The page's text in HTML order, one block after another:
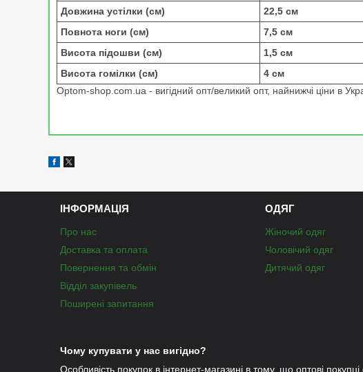
Довжина устілки (см)
22,5 см
Повнота ноги (см)
7,5 см
Висота підошви (см)
1,5 см
Висота гомілки (см)
4 см
Optom-shop.com.ua - вигідний опт/великий опт, найнижчі ціни в
ІНФОРМАЦІЯ
Про нас
Доставка та оплата
Повернення та обмін
Відділ закупівель
Поширені запитання
ОДЯГ
Жіночий одяг
Чоловічий одяг
Дитячий одяг
Чому купувати у нас вигідно?
Особливість покупок в інтернет-магазині в тому, що оптові